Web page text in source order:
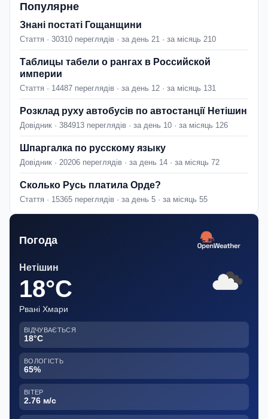
Популярне
Знані постаті Гощанщини
Стаття · 30310 переглядів · за день 21 · за місяць 210
Таблицы табели о рангах в Российской
империи
Стаття · 14487 переглядів · за день 12 · за місяць 131
Розклад руху автобусів по автостанції Нетішин
Довідник · 384913 переглядів · за день 10 · за місяць 126
Шпаргалка по русскому языку
Довідник · 20206 переглядів · за день 14 · за місяць 72
Сколько Русь платила Орде?
Стаття · 15365 переглядів · за день 5 · за місяць 55
Погода
Нетішин
18°C
Рвані Хмари
ВІДЧУВАЄТЬСЯ
18°C
ВОЛОГІСТЬ
65%
ВІТЕР
2.76 м/с